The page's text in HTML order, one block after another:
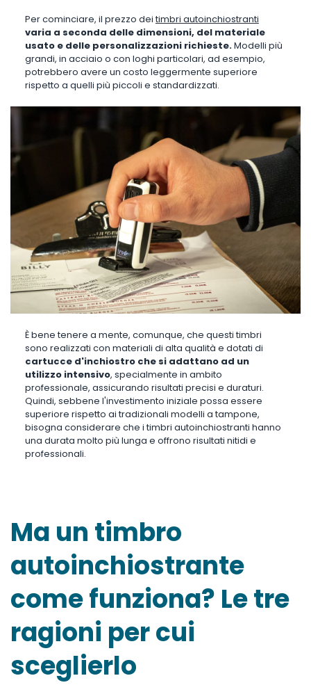
Per cominciare, il prezzo deitimbri autoinchiostranti
varia a seconda delle dimensioni, del materiale
usato e delle personalizzazioni richieste.Modelli più
grandi, in acciaio o con loghi particolari, ad esempio,
potrebbero avere un costo leggermente superiore
rispetto a quelli più piccoli e standardizzati.
È bene tenere a mente, comunque, che questi timbri
sono realizzati con materiali di alta qualità e dotati di
cartucce d'inchiostro che si adattano ad un
utilizzo intensivo, specialmente in ambito
professionale, assicurando risultati precisi e duraturi.
Quindi, sebbene l'investimento iniziale possa essere
superiore rispetto ai tradizionali modelli a tampone,
bisogna considerare che i timbri autoinchiostranti hanno
una durata molto più lunga e offrono risultati nitidi e
professionali.
Ma un timbro
autoinchiostrante
come funziona? Le tre
ragioni per cui
sceglierlo